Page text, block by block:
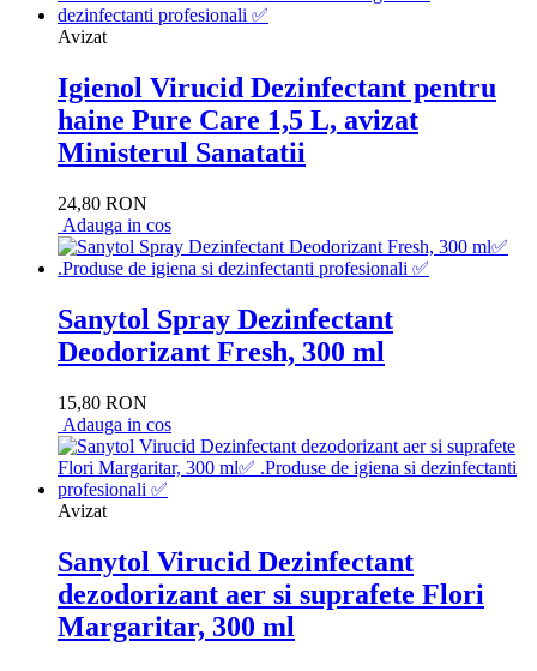
Avizat
Igienol Virucid Dezinfectant pentru
haine Pure Care 1,5 L, avizat
Ministerul Sanatatii
24,80 RON
Adauga in cos
Sanytol Spray Dezinfectant
Deodorizant Fresh, 300 ml
15,80 RON
Adauga in cos
Avizat
Sanytol Virucid Dezinfectant
dezodorizant aer si suprafete Flori
Margaritar, 300 ml